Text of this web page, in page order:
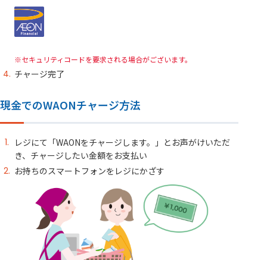
セキュリティコードを要求される場合がございます。
チャージ完了
現金でのWAONチャージ方法
レジにて「WAONをチャージします。」とお声がけいただ
き、チャージしたい金額をお支払い
お持ちのスマートフォンをレジにかざす